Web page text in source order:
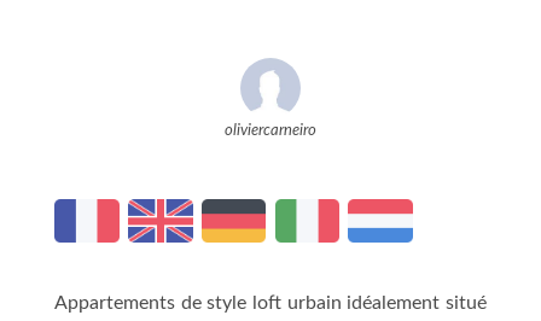
oliviercarneiro
Appartements de style loft urbain idéalement situé